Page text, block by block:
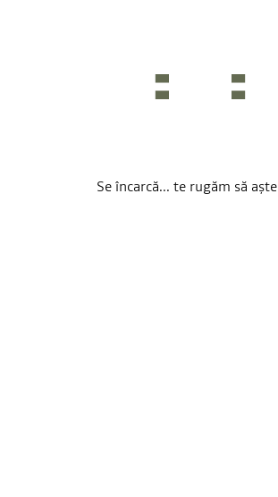
Se încarcă... te rugăm să